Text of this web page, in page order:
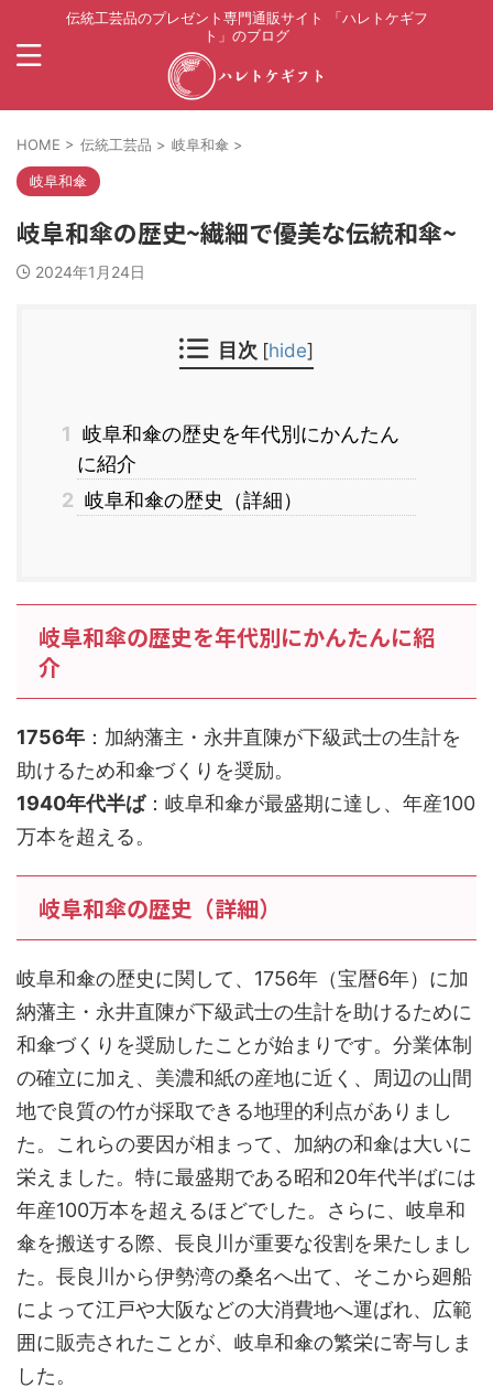
伝統工芸品のプレゼント専門通販サイト 「ハレトケギフ
ト」のブログ
HOME > 伝統工芸品 > 岐阜和傘 >
岐阜和傘
岐阜和傘の歴史~繊細で優美な伝統和傘~
2024年1月24日
目次 [hide]
1 岐阜和傘の歴史を年代別にかんたん
に紹介
2 岐阜和傘の歴史（詳細）
岐阜和傘の歴史を年代別にかんたんに紹
介
1756年 ：加納藩主・永井直陳が下級武士の生計を
助けるため和傘づくりを奨励。
1940年代半ば：岐阜和傘が最盛期に達し、年産100
万本を超える。
岐阜和傘の歴史（詳細）
岐阜和傘の歴史に関して、1756年（宝暦6年）に加
納藩主・永井直陳が下級武士の生計を助けるために
和傘づくりを奨励したことが始まりです。分業体制
の確立に加え、美濃和紙の産地に近く、周辺の山間
地で良質の竹が採取できる地理的利点がありまし
た。これらの要因が相まって、加納の和傘は大いに
栄えました。特に最盛期である昭和20年代半ばには
年産100万本を超えるほどでした。さらに、岐阜和
傘を搬送する際、長良川が重要な役割を果たしまし
た。長良川から伊勢湾の桑名へ出て、そこから廻船
によって江戸や大阪などの大消費地へ運ばれ、広範
囲に販売されたことが、岐阜和傘の繁栄に寄与しま
した。